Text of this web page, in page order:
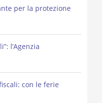
per la protezione
l’Agenzia
con le ferie